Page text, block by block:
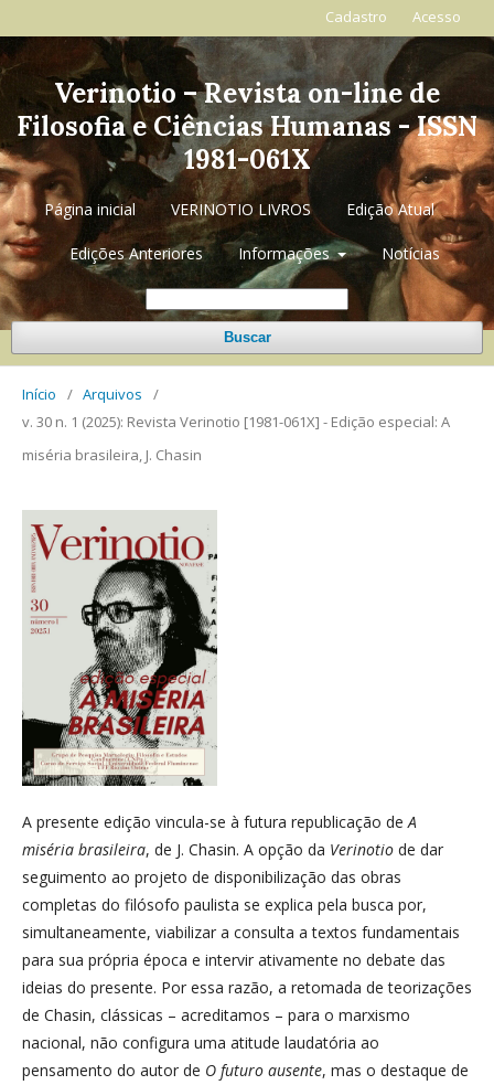
Verinotio – Revista on-line de
Filosofia e Ciências Humanas - ISSN
1981-061X
Página inicial VERINOTIO LIVROS Edição Atual
Edições Anteriores Informações Notícias
Buscar
Cadastro Acesso
Início / Arquivos
/
v. 30 n. 1 (2025): Revista Verinotio [1981-061X] - Edição especial: A
miséria brasileira, J. Chasin
A presente edição vincula-se à futura republicação deA
miséria brasileira, de J. Chasin. A opção da Verinotio de dar
seguimento ao projeto de disponibilização das obras
completas do filósofo paulista se explica pela busca por,
simultaneamente, viabilizar a consulta a textos fundamentais
para sua própria época e intervir ativamente no debate das
ideias do presente. Por essa razão, a retomada de teorizações
de Chasin, clássicas – acreditamos – para o marxismo
nacional, não configura uma atitude laudatória ao
pensamento do autor de O futuro ausente, mas o destaque de